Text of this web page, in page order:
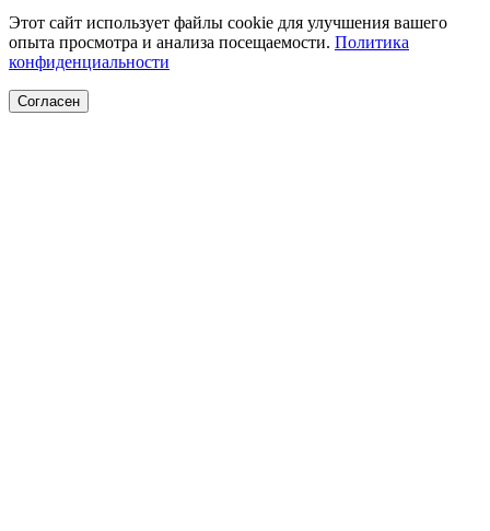
Этот сайт использует файлы cookie для улучшения вашего
опыта просмотра и анализа посещаемости. Политика
конфиденциальности
Согласен